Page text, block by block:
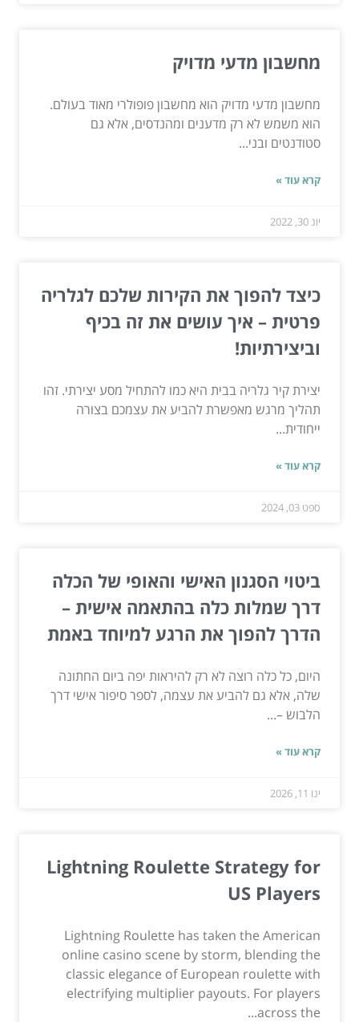
מחשבון מדעי מדויק
מחשבון מדעי מדויק הוא מחשבון פופולרי מאוד בעולם.
הוא משמש לא רק מדענים ומהנדסים, אלא גם
סטודנטים ובני...
קרא עוד »
יונ 30, 2022
כיצד להפוך את הקירות שלכם לגלריה
פרטית – איך עושים את זה בכיף
וביצירתיות!
יצירת קיר גלריה בבית היא כמו להתחיל מסע יצירתי. זהו
תהליך מרגש מאפשרת להביע את עצמכם בצורה
ייחודית...
קרא עוד »
ספט 03, 2024
ביטוי הסגנון האישי והאופי של הכלה
דרך שמלות כלה בהתאמה אישית –
הדרך להפוך את הרגע למיוחד באמת
היום, כל כלה רוצה לא רק להיראות יפה ביום החתונה
שלה, אלא גם להביע את עצמה, לספר סיפור אישי דרך
הלבוש –...
קרא עוד »
ינו 11, 2026
Lightning Roulette Strategy for
US Players
Lightning Roulette has taken the American
online casino scene by storm, blending the
classic elegance of European roulette with
electrifying multiplier payouts. For players
across the...